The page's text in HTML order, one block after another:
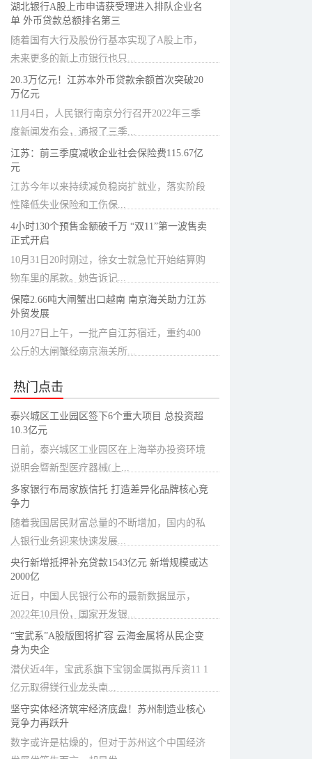
湖北银行A股上市申请获受理进入排队企业名
单 外币贷款总额排名第三
随着国有大行及股份行基本实现了A股上市，
未来更多的新上市银行也只...
20.3万亿元！江苏本外币贷款余额首次突破20
万亿元
11月4日，人民银行南京分行召开2022年三季
度新闻发布会，通报了三季...
江苏：前三季度减收企业社会保险费115.67亿
元
江苏今年以来持续减负稳岗扩就业，落实阶段
性降低失业保险和工伤保...
4小时130个预售金额破千万 “双11”第一波售卖
正式开启
10月31日20时刚过，徐女士就急忙开始结算购
物车里的尾款。她告诉记...
保障2.66吨大闸蟹出口越南 南京海关助力江苏
外贸发展
10月27日上午，一批产自江苏宿迁，重约400
公斤的大闸蟹经南京海关所...
热门点击
泰兴城区工业园区签下6个重大项目 总投资超
10.3亿元
日前，泰兴城区工业园区在上海举办投资环境
说明会暨新型医疗器械(上...
多家银行布局家族信托 打造差异化品牌核心竞
争力
随着我国居民财富总量的不断增加，国内的私
人银行业务迎来快速发展...
央行新增抵押补充贷款1543亿元 新增规模或达
2000亿
近日，中国人民银行公布的最新数据显示，
2022年10月份，国家开发银...
“宝武系”A股版图将扩容 云海金属将从民企变
身为央企
潜伏近4年，宝武系旗下宝钢金属拟再斥资11 1
亿元取得镁行业龙头南...
坚守实体经济筑牢经济底盘！苏州制造业核心
竞争力再跃升
数字或许是枯燥的，但对于苏州这个中国经济